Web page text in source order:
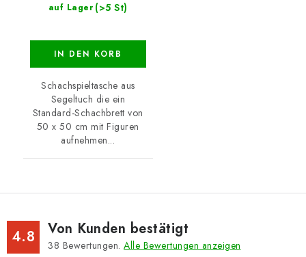
auf Lager (>5 St)
IN DEN KORB
Schachspieltasche aus
Segeltuch die ein
Standard-Schachbrett von
50 x 50 cm mit Figuren
aufnehmen...
4.8 Von Kunden bestätigt
38 Bewertungen. Alle Bewertungen anzeigen